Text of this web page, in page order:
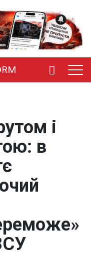
і
в